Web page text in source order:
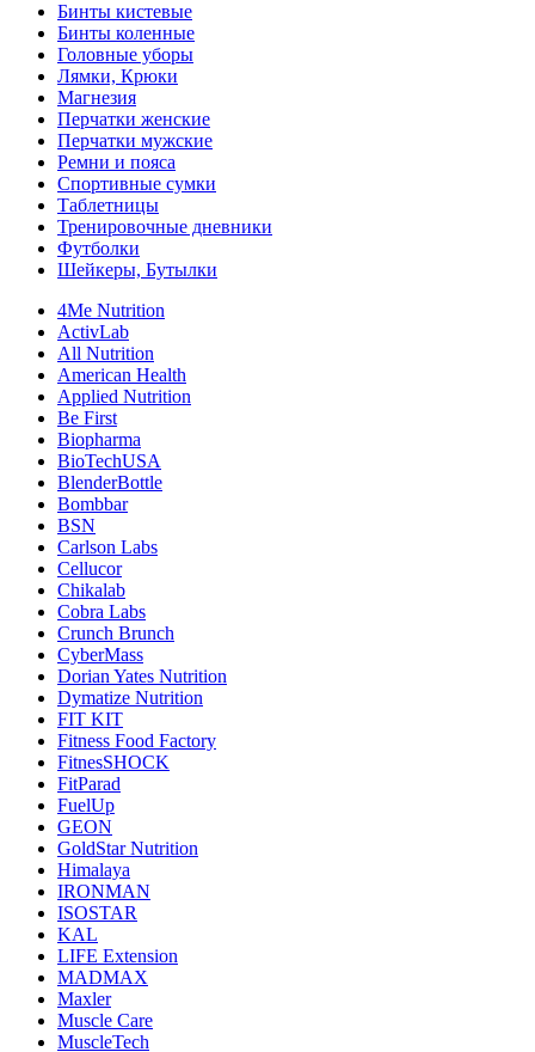
Бинты кистевые
Бинты коленные
Головные уборы
Лямки, Крюки
Магнезия
Перчатки женские
Перчатки мужские
Ремни и пояса
Спортивные сумки
Таблетницы
Тренировочные дневники
Футболки
Шейкеры, Бутылки
4Me Nutrition
ActivLab
All Nutrition
American Health
Applied Nutrition
Be First
Biopharma
BioTechUSA
BlenderBottle
Bombbar
BSN
Carlson Labs
Cellucor
Chikalab
Cobra Labs
Crunch Brunch
CyberMass
Dorian Yates Nutrition
Dymatize Nutrition
FIT KIT
Fitness Food Factory
FitnesSHOCK
FitParad
FuelUp
GEON
GoldStar Nutrition
Himalaya
IRONMAN
ISOSTAR
KAL
LIFE Extension
MADMAX
Maxler
Muscle Care
MuscleTech